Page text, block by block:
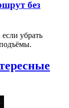
без
убрать